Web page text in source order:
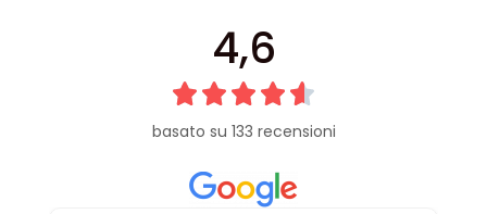
4,6
basato su 133 recensioni